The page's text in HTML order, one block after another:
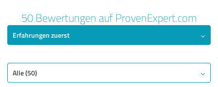
50 Bewertungen auf ProvenExpert.com
Erfahrungen zuerst
Alle (50)